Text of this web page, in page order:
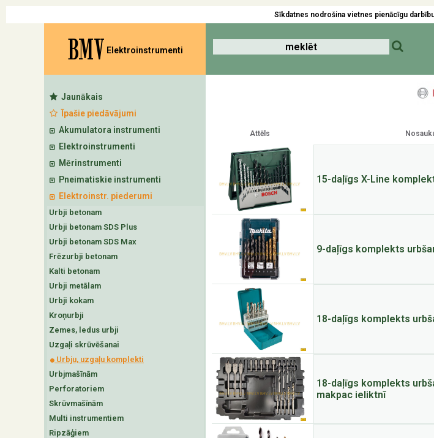
Sīkdatnes nodrošina vietnes pienācīgu
BMV Elektroinstrumenti
Jaunākais
Īpašie piedāvājumi
Akumulatora instrumenti
Elektroinstrumenti
Mērinstrumenti
Pneimatiskie instrumenti
Elektroinstr. piederumi
Urbji betonam
Urbji betonam SDS Plus
Urbji betonam SDS Max
Frēzurbji betonam
Kalti betonam
Urbji metālam
Urbji kokam
Kroņurbji
Zemes, ledus urbji
Uzgaļi skrūvēšanai
Urbju, uzgaļu komplekti
Urbjmašīnām
Perforatoriem
Skrūvmašīnām
Multi instrumentiem
Ripzāģiem
Attēls
15-daļīgs X-Line
9-daļīgs komplekts
18-daļīgs komplekts
18-daļīgs komplekts
makpac ieliktnī